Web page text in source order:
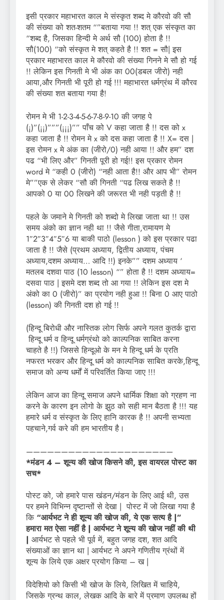
इसी प्रकार महाभारत काल मे संस्कृत शब्द मे कौरवो की सौ
की संख्या को शत-शतम “”बताया गया !! शत् एक संस्कृत का
“शब्द है, जिसका हिन्दी मे अर्थ सौ (100) होता है !!
सौ(100) “को संस्कृत मे शत् कहते है !! शत = सौ| इस
प्रकार महाभारत काल मे कौरवो की संख्या गिनने मे सौ हो गई
!! लेकिन इस गिनती मे भी अंक का 00(डबल जीरो) नही
आया,और गिनती भी पूरी हो गई !!! महाभारत धर्मग्रंथ में कौरव
की संख्या शत बताया गया है!
रोमन मे भी 1-2-3-4-5-6-7-8-9-10 की जगह पे
(¡)”(¡¡)”””(¡¡¡)”” पाँच को V कहा जाता है !! दस को x
कहा जाता है !! रोमन मे x को दस कहा जाता है !! X= दस |
इस रोमन x मे अंक का (जीरो/0) नही आया !! और हम” दश
पढ “भी लिए और” गिनती पूरी हो गई!! इस प्रकार रोमन
word मे “कही 0 (जीरो) “नही आता है!! और आप भी” रोमन
मे””एक से लेकर “सौ की गिनती “पढ लिख सकते है !!
आपको 0 या 00 लिखने की जरूरत भी नही पड़ती है !!
पहले के जमाने मे गिनती को शब्दो मे लिखा जाता था !! उस
समय अंको का ज्ञान नही था !! जैसे गीता,रामायण मे
1″2″3″4″5″6 या बाकी पाठो (lesson ) को इस प्रकार पढा
जाता है !! जैसे (प्रथम अध्याय, द्वितीय अध्याय, पंचम
अध्याय,दशम अध्याय… आदि !!) इनके”” दशम अध्याय ‘
मतलब दशवा पाठ (10 lesson) “” होता है !! दशम अध्याय=
दसवा पाठ | इसमे दश शब्द तो आ गया !! लेकिन इस दश मे
अंको का 0 (जीरो)” का प्रयोग नही हुआ !! बिना 0 आए पाठो
(lesson) की गिनती दश हो गई !!
(हिन्दू बिरोधी और नास्तिक लोग सिर्फ अपने गलत कुतर्क द्वारा
‍ हिन्दू धर्म व हिन्दू धर्मग्रंथो को काल्पनिक साबित करना
चाहते है !!) जिससे हिन्दूओ के मन मे हिन्दू धर्म के प्रति
नफरत भरकर और हिन्दू धर्म को काल्पनिक साबित करके,हिन्दू
समाज को अन्य धर्मों में परिवर्तित किया जाए !!!
लेकिन आज का हिन्दू समाज अपने धार्मिक शिक्षा को ग्रहण ना
करने के कारण इन लोगो के झुठ को सही मान बैठता है !!! यह
हमारे धर्म व संस्कृत के लिए हानि कारक है !! अपनी सभ्यता
पहचाने,गर्व करे की हम भारतीय है।
—————————————————————
*मंडन 4 – शून्य की खोज किसने की, इस वायरल पोस्ट का
सच*
पोस्ट को, जो हमारे पास खंडन/मंडन के लिए आई थी, उस
पर हमने विभिन्न दृष्टान्तों से देखा | पोस्ट में जो लिखा गया है
कि “आर्यभट ने ही शून्य की खोज की, ये एक सत्य है |”
हमारा मत ऐसा नहीं है | आर्यभट ने शून्य की खोज नहीं की थी
| आर्यभट से पहले भी पूर्व में, बहुत जगह दश, शत आदि
संख्याओं का ज्ञान था | आर्यभट ने अपने गणितीय ग्रंथों में
शून्य के लिये एक अक्षर प्रयोग किया – ख |
विदेशियो को किसी भी खोज के लिये, लिखित में चाहिये,
जिसके ग्रन्थ काल, लेखक आदि के बारे में प्रमाण उपलब्ध हों